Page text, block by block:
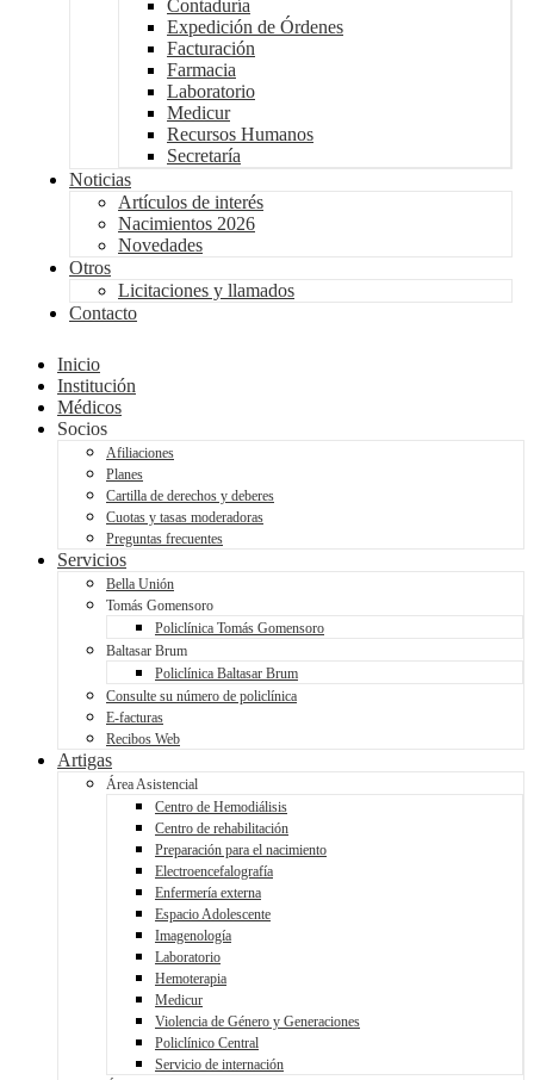
Contaduría
Expedición de Órdenes
Facturación
Farmacia
Laboratorio
Medicur
Recursos Humanos
Secretaría
Noticias
Artículos de interés
Nacimientos 2026
Novedades
Otros
Licitaciones y llamados
Contacto
Inicio
Institución
Médicos
Socios
Afiliaciones
Planes
Cartilla de derechos y deberes
Cuotas y tasas moderadoras
Preguntas frecuentes
Servicios
Bella Unión
Tomás Gomensoro
Policlínica Tomás Gomensoro
Baltasar Brum
Policlínica Baltasar Brum
Consulte su número de policlínica
E-facturas
Recibos Web
Artigas
Área Asistencial
Centro de Hemodiálisis
Centro de rehabilitación
Preparación para el nacimiento
Electroencefalografía
Enfermería externa
Espacio Adolescente
Imagenología
Laboratorio
Hemoterapia
Medicur
Violencia de Género y Generaciones
Policlínico Central
Servicio de internación